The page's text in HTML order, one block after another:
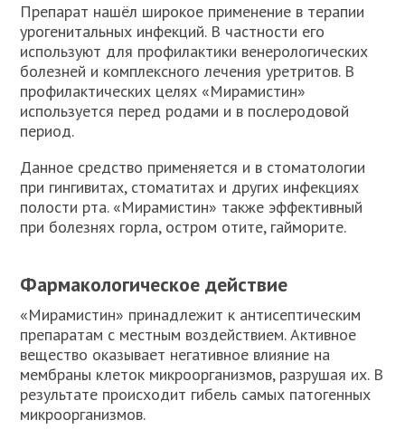
Препарат нашёл широкое применение в терапии
урогенитальных инфекций. В частности его
используют для профилактики венерологических
болезней и комплексного лечения уретритов. В
профилактических целях «Мирамистин»
используется перед родами и в послеродовой
период.
Данное средство применяется и в стоматологии
при гингивитах, стоматитах и других инфекциях
полости рта. «Мирамистин» также эффективный
при болезнях горла, остром отите, гайморите.
Фармакологическое действие
«Мирамистин» принадлежит к антисептическим
препаратам с местным воздействием. Активное
вещество оказывает негативное влияние на
мембраны клеток микроорганизмов, разрушая их. В
результате происходит гибель самых патогенных
микроорганизмов.